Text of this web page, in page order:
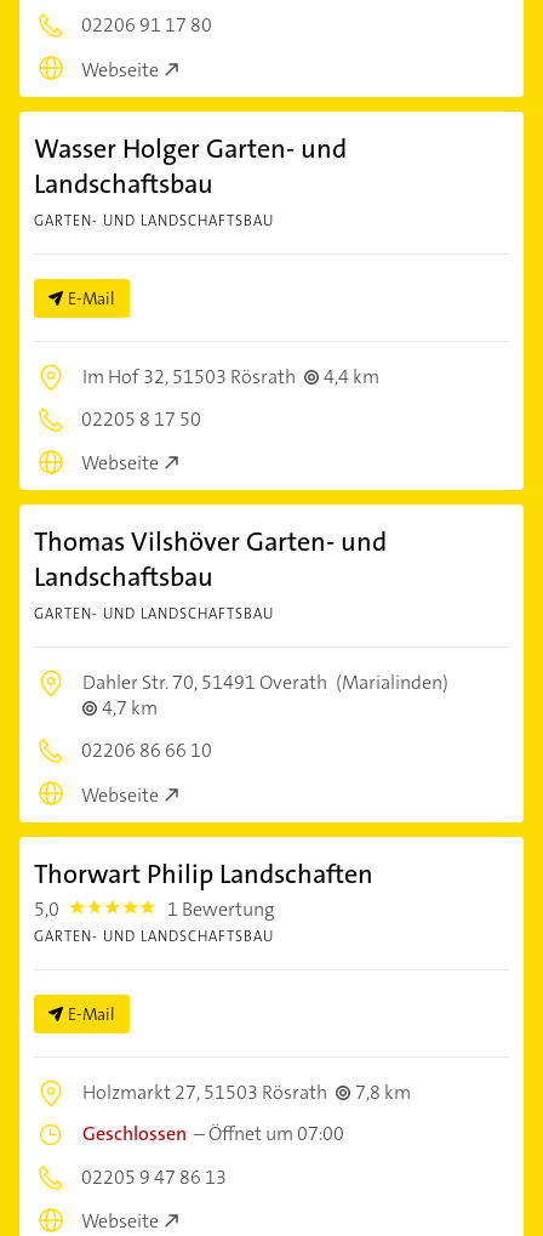
02206 91 17 80
Webseite
Wasser Holger Garten- und
Landschaftsbau
GARTEN- UND LANDSCHAFTSBAU
E-Mail
Im Hof 32,51503 Rösrath
4,4 km
02205 8 17 50
Webseite
Thomas Vilshöver Garten- und
Landschaftsbau
GARTEN- UND LANDSCHAFTSBAU
Dahler Str. 70,51491 Overath (Marialinden)
4,7 km
02206 86 66 10
Webseite
Thorwart Philip Landschaften
5,0 5.0 1 Bewertung
GARTEN- UND LANDSCHAFTSBAU
E-Mail
Holzmarkt 27,51503 Rösrath
7,8 km
Geschlossen –Öffnet um 07:00
02205 9 47 86 13
Webseite